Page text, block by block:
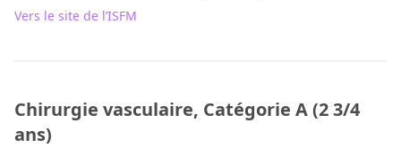
Vers le site de l’ISFM
Chirurgie vasculaire, Catégorie A (2 3/4
ans)